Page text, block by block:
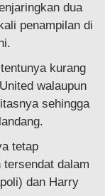
dua
penampilan di
kurang
walaupun
sehingga
tetap
dalam
dan Harry